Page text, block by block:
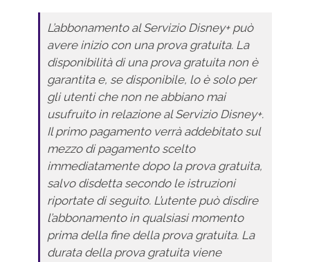
L’abbonamento al Servizio Disney+ può
avere inizio con una prova gratuita. La
disponibilità di una prova gratuita non è
garantita e, se disponibile, lo è solo per
gli utenti che non ne abbiano mai
usufruito in relazione al Servizio Disney+.
Il primo pagamento verrà addebitato sul
mezzo di pagamento scelto
immediatamente dopo la prova gratuita,
salvo disdetta secondo le istruzioni
riportate di seguito. L’utente può disdire
l’abbonamento in qualsiasi momento
prima della fine della prova gratuita. La
durata della prova gratuita viene